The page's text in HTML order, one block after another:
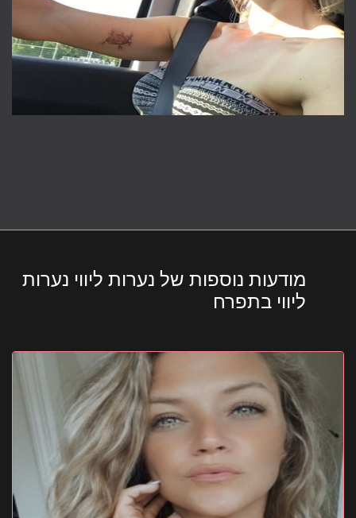
מודעות נוספות של נערות ליווי נערות
ליווי בתפרח